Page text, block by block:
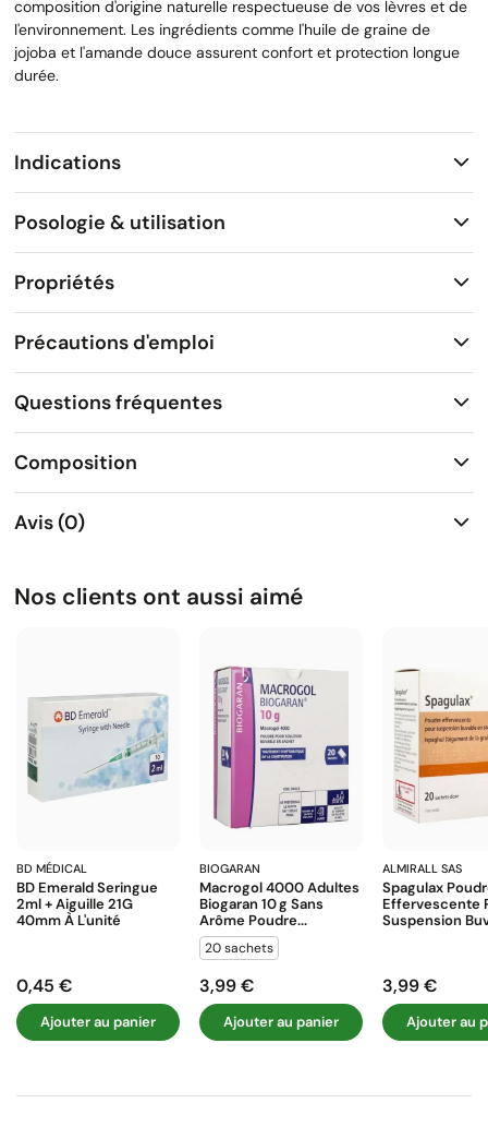
composition d'origine naturelle respectueuse de vos lèvres et de
l'environnement. Les ingrédients comme l'huile de graine de
jojoba et l'amande douce assurent confort et protection longue
durée.
Indications
Posologie & utilisation
Propriétés
Précautions d'emploi
Questions fréquentes
Composition
Avis (0)
Nos clients ont aussi aimé
BD MÉDICAL
BD Emerald Seringue
2ml + Aiguille 21G
40mm À L'unité
Prix
0,45 €
Ajouter au panier
BIOGARAN
Macrogol 4000 Adultes
Biogaran 10 G Sans
Arôme Poudre...
20 sachets
Prix
3,99 €
Ajouter au panier
ALMIRALL SAS
Spagulax
Effervescente
Suspension
Prix
3,99 €
Ajouter au